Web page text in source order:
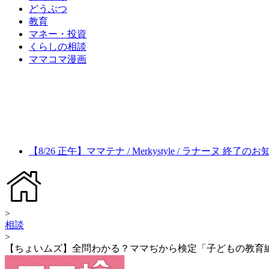
どうぶつ
教育
マネー・投資
くらしの相談
ママコマ漫画
【8/26 正午】ママテナ / Merkystyle / ラナーヌ 終了のお
>
相談
>
【ちょいムズ】全問わかる？ママぢから検定「子どもの教育